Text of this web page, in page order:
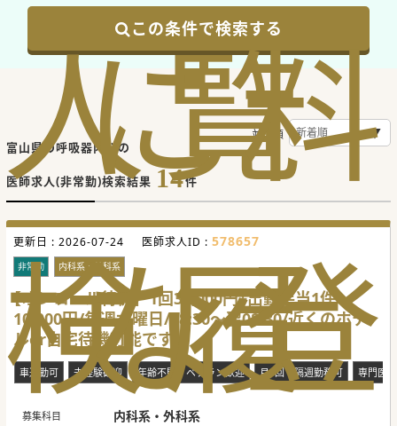
人
検
に
な
覧
履
料
登
この条件で検索する
富山県の呼吸器内科の
医師求人(非常勤)検索結果 14件
並び順
更新日 : 2026-07-24 医師求人ID : 578657
非常勤 内科系・外科系
【オンコール待機】1回30,000円+出動手当1件
10,000円/毎週水曜日/18:30～翌08:30/近くのホテ
ルor自宅待機可能です
車通勤可 未経験歓迎 年齢不問・ベテラン歓迎 月1回・隔週勤務可 専門医
募集科目 内科系・外科系